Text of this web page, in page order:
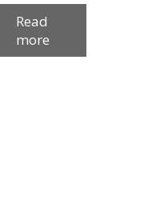
Read
more